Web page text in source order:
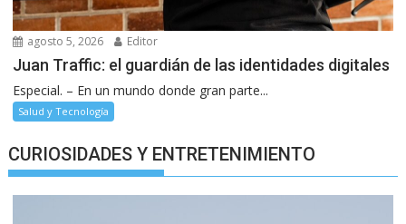
agosto 5, 2026 Editor
Juan Traffic: el guardián de las identidades digitales
Especial. – En un mundo donde gran parte...
Salud y Tecnología
CURIOSIDADES Y ENTRETENIMIENTO